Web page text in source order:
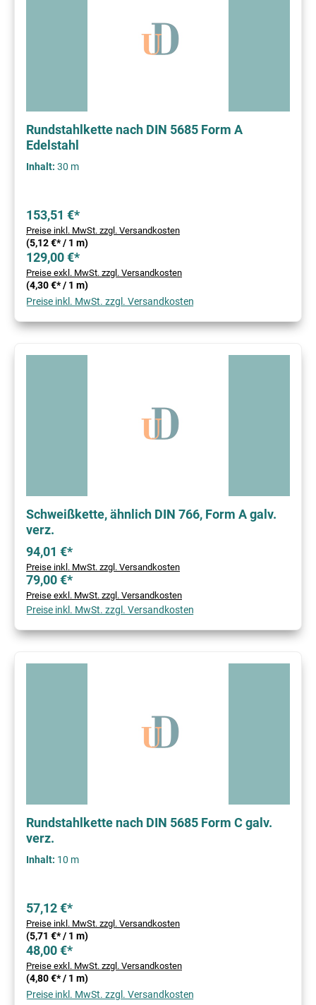
Rundstahlkette nach DIN 5685 Form A
Edelstahl
Inhalt: 30 m
153,51 €*
Preise inkl. MwSt. zzgl. Versandkosten
(5,12 €* / 1 m)
129,00 €*
Preise exkl. MwSt. zzgl. Versandkosten
(4,30 €* / 1 m)
Preise inkl. MwSt. zzgl. Versandkosten
Schweißkette, ähnlich DIN 766, Form A galv.
verz.
94,01 €*
Preise inkl. MwSt. zzgl. Versandkosten
79,00 €*
Preise exkl. MwSt. zzgl. Versandkosten
Preise inkl. MwSt. zzgl. Versandkosten
Rundstahlkette nach DIN 5685 Form C galv.
verz.
Inhalt: 10 m
57,12 €*
Preise inkl. MwSt. zzgl. Versandkosten
(5,71 €* / 1 m)
48,00 €*
Preise exkl. MwSt. zzgl. Versandkosten
(4,80 €* / 1 m)
Preise inkl. MwSt. zzgl. Versandkosten